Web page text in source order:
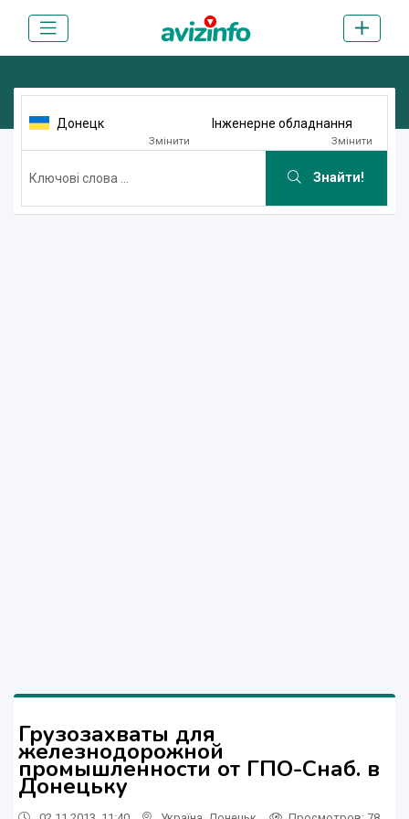
Донецк
Змінити
Інженерне обладнання
Змінити
Знайти!
Грузозахваты для
железнодорожной
промышленности от ГПО-Снаб. в
Донецьку